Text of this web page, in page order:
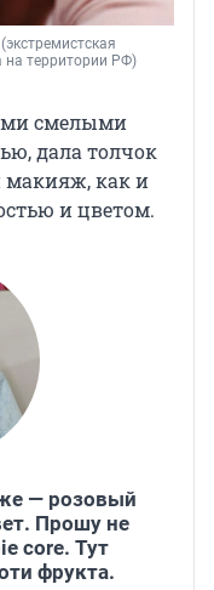
на территории РФ)
смелыми
дала толчок
макияж, как и
и цветом.
— розовый
Прошу не
core. Тут
фрукта.